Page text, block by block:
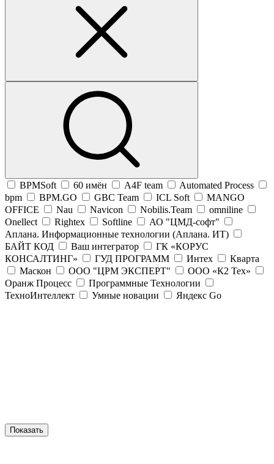
BPMSoft 60 имён A4F team
Automated Process
bpm
BPM.GO GBC Team ICL Soft
MANGO
OFFICE
Nau Navicon Nobilis.Team
omniline
Onellect
Rightex Softline
АО "ЦМД-софт"
Аплана. Информационные технологии (Аплана. ИТ)
БАЙТ КОД
Ваш интегратор
ГК «КОРУС
КОНСАЛТИНГ»
ГУД ПРОГРАММ Интех
Кварта
Маскон
ООО "ЦРМ ЭКСПЕРТ"
ООО «К2 Тех»
Оранж Процесс
Программные Технологии
ТехноИнтеллект
Умные новации Яндекс Go